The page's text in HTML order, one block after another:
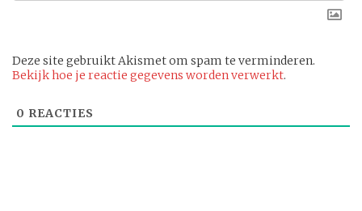
Deze site gebruikt Akismet om spam te verminderen.
Bekijk hoe je reactie gegevens worden verwerkt.
0 REACTIES